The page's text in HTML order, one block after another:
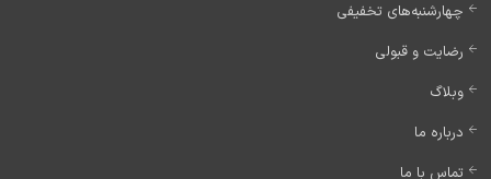
چهارشنبه‌های تخفیفی
رضایت و قبولی
وبلاگ
درباره ما
تماس با ما